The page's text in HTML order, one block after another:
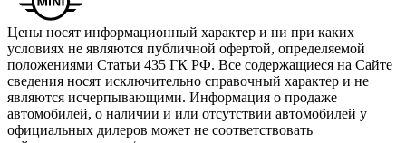
Цены носят информационный характер и ни при каких
условиях не являются публичной офертой, определяемой
положениями Статьи 435 ГК РФ. Все содержащиеся на Сайте
сведения носят исключительно справочный характер и не
являются исчерпывающими. Информация о продаже
автомобилей, о наличии и или отсутствии автомобилей у
официальных дилеров может не соответствовать